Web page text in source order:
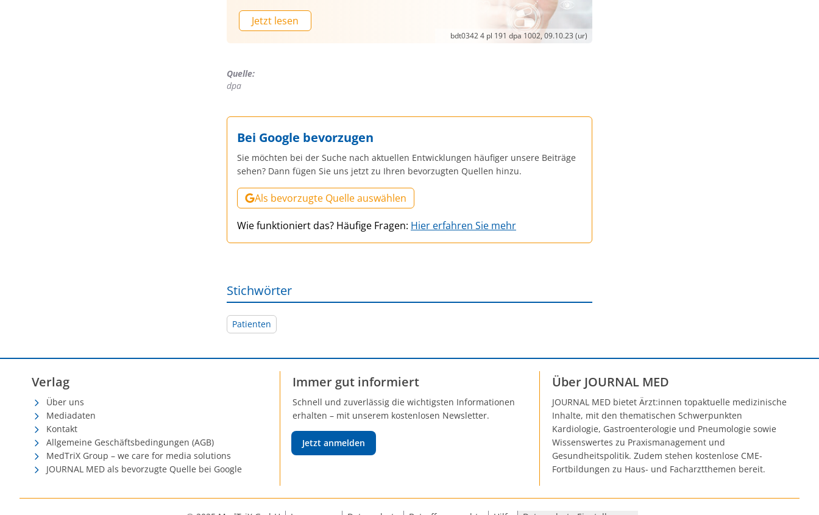
Jetzt lesen
bdt0342 4 pl 191 dpa 1002, 09.10.23 (ur)
Quelle:
dpa
Bei Google bevorzugen
Sie möchten bei der Suche nach aktuellen Entwicklungen häufiger unsere Beiträge
sehen? Dann fügen Sie uns jetzt zu Ihren bevorzugten Quellen hinzu.
Als bevorzugte Quelle auswählen
Wie funktioniert das? Häufige Fragen: Hier erfahren Sie mehr
Stichwörter
Patienten
Verlag
Über uns
Mediadaten
Kontakt
Allgemeine Geschäftsbedingungen (AGB)
MedTriX Group – we care for media solutions
JOURNAL MED als bevorzugte Quelle bei Google
Immer gut informiert
Schnell und zuverlässig die wichtigsten Informationen
erhalten – mit unserem kostenlosen Newsletter.
Jetzt anmelden
Über JOURNAL MED
JOURNAL MED bietet Ärzt:innen topaktuelle medizinische
Inhalte, mit den thematischen Schwerpunkten
Kardiologie, Gastroenterologie und Pneumologie sowie
Wissenswertes zu Praxismanagement und
Gesundheitspolitik. Zudem stehen kostenlose CME-
Fortbildungen zu Haus- und Facharztthemen bereit.